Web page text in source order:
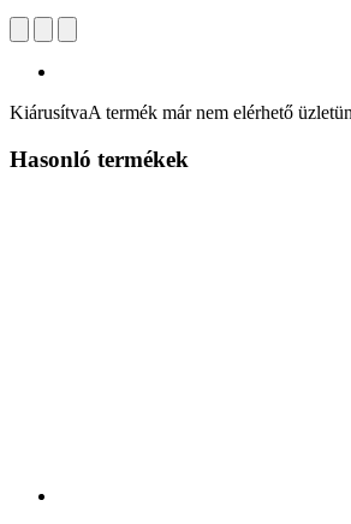
KiárusítvaA termék már nem elérhető
Hasonló termékek